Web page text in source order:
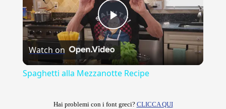
Play
Video
Watch on
Spaghetti alla Mezzanotte Recipe
Hai problemi con i font greci? CLICCA QUI